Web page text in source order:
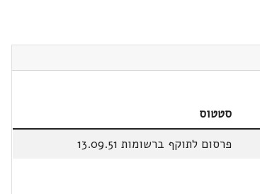
סטטוס
פרסום לתוקף ברשומות 13.09.51